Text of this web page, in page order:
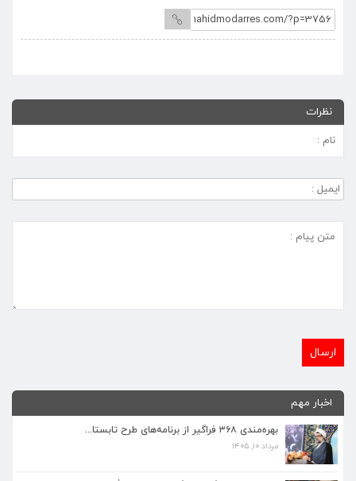
نظرات
اخبار مهم
بهره‌مندی ۳۶۸ فراگیر از برنامه‌های طرح تابستا...
مرداد ۱۰, ۱۴۰۵
برنامه‌های فرهنگی زیارتگاه شهید آیت‌الله مدرس...